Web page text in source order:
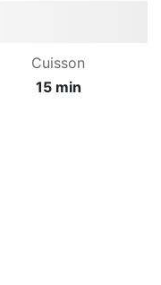
Cuisson
15 min